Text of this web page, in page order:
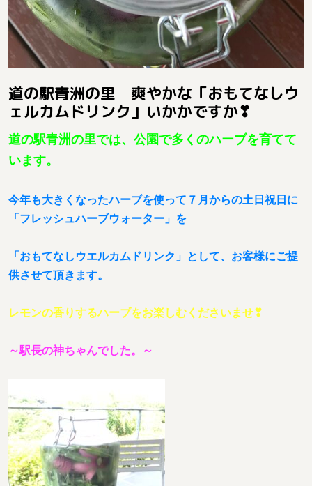
道の駅青洲の里 爽やかな「おもてなしウ
ェルカムドリンク」いかかですか❣
道の駅青洲の里では、公園で多くのハーブを育てて
います。
今年も大きくなったハーブを使って７月からの土日祝日に
「フレッシュハーブウォーター」を
「おもてなしウエルカムドリンク」として、お客様にご提
供させて頂きます。
レモンの香りするハーブをお楽しむくださいませ❣
～駅長の神ちゃんでした。～